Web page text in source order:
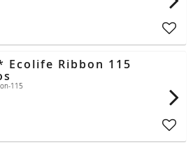
Ecolife Ribbon 115
115